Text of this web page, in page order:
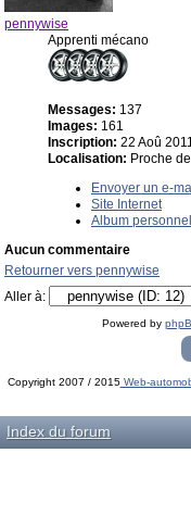
pennywise
Apprenti mécano
Messages: 137
Images: 161
Inscription: 22 Aoû
Localisation: Proche
Envoyer un e-
Site Internet
Album personnel
Aucun commentaire
Retourner vers pennywise
Aller à:
Powered by
« phpBB Gallery » -
Copyright 2007 / 2015Web-
Index du forum